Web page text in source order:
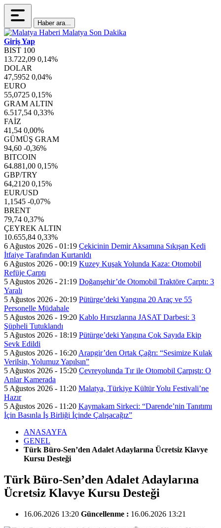
Haber ara...
Giriş Yap
BIST 100
13.722,09 0,14%
DOLAR
47,5952 0,04%
EURO
55,0725 0,15%
GRAM ALTIN
6.517,54 0,33%
FAİZ
41,54 0,00%
GÜMÜŞ GRAM
94,60 -0,36%
BITCOIN
64.881,00 0,15%
GBP/TRY
64,2120 0,15%
EUR/USD
1,1545 -0,07%
BRENT
79,74 0,37%
ÇEYREK ALTIN
10.655,84 0,33%
6 Ağustos 2026 - 01:19 Çekicinin Demir Aksamına Sıkışan Kedi
İtfaiye Tarafından Kurtarıldı
6 Ağustos 2026 - 00:19 Kuzey Kuşak Yolunda Kaza: Otomobil
Refüje Çarptı
5 Ağustos 2026 - 21:19 Doğanşehir’de Otomobil Traktöre Çarptı: 3
Yaralı
5 Ağustos 2026 - 20:19 Pütürge’deki Yangına 20 Araç ve 55
Personelle Müdahale
5 Ağustos 2026 - 19:20 Kablo Hırsızlarına JASAT Darbesi: 3
Şüpheli Tutuklandı
5 Ağustos 2026 - 18:19 Pütürge’deki Yangına Çok Sayıda Ekip
Sevk Edildi
5 Ağustos 2026 - 16:20 Arapgir’den Ortak Çağrı: “Sesimize Kulak
Verilsin, Yolumuz Yapılsın”
5 Ağustos 2026 - 15:20 Çevreyolunda Tır ile Otomobil Çarpıştı: O
Anlar Kamerada
5 Ağustos 2026 - 11:20 Malatya, Türkiye Kültür Yolu Festivali’ne
Hazır
5 Ağustos 2026 - 11:20 Kaymakam Sirkeci: “Darende’nin Tanıtımı
İçin Basınla İş Birliği İçinde Çalışacağız”
ANASAYFA
GENEL
Türk Büro-Sen’den Adalet Adaylarına Ücretsiz Klavye
Kursu Desteği
Türk Büro-Sen’den Adalet Adaylarına
Ücretsiz Klavye Kursu Desteği
16.06.2026 13:20 Güncellenme : 16.06.2026 13:21